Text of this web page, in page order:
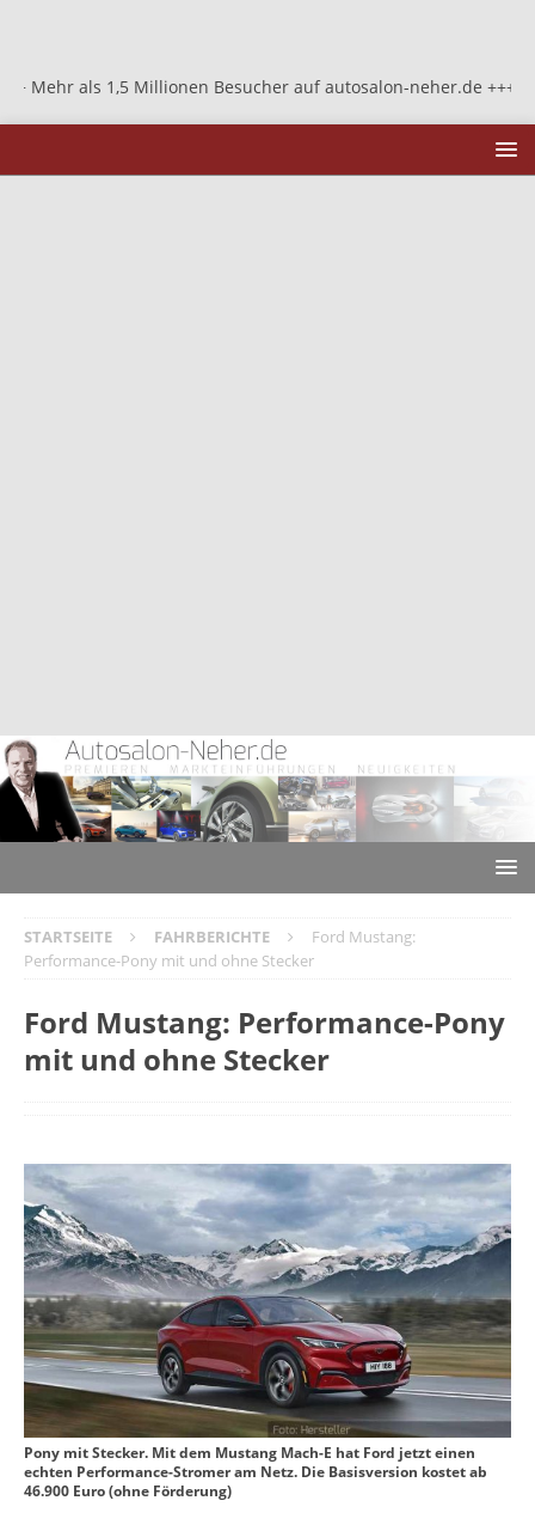
Millionen Besucher auf autosalon-neher.de +++ Mehr als
STARTSEITE FAHRBERICHTE
Ford Mustang:
Performance-Pony mit und ohne Stecker
Ford Mustang: Performance-Pony
mit und ohne Stecker
Pony mit Stecker. Mit dem Mustang Mach-E hat Ford jetzt einen
echten Performance-Stromer am Netz. Die Basisversion kostet ab
46.900 Euro (ohne Förderung)